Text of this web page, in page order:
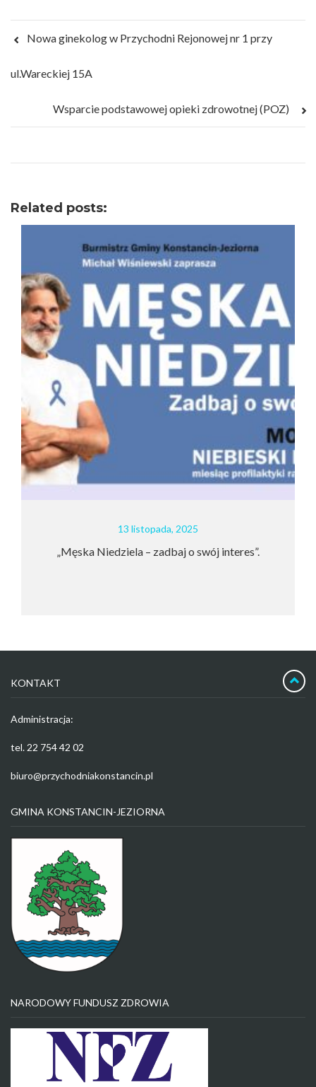
Nowa ginekolog w Przychodni Rejonowej nr 1 przy
ul.Wareckiej 15A
Wsparcie podstawowej opieki zdrowotnej (POZ)
Related posts:
13 listopada, 2025
Niedziela – zadbaj o swój interes”.
KONTAKT
Administracja:
tel. 22 754 42 02
biuro@przychodniakonstancin.pl
GMINA KONSTANCIN-JEZIORNA
NARODOWY FUNDUSZ ZDROWIA